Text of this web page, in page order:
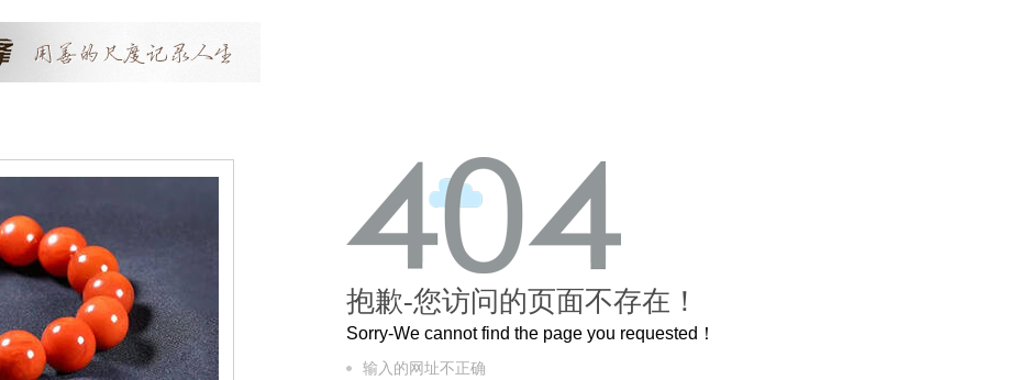
抱歉-您访问的页面不存在！
Sorry-We cannot find the page you requested！
输入的网址不正确